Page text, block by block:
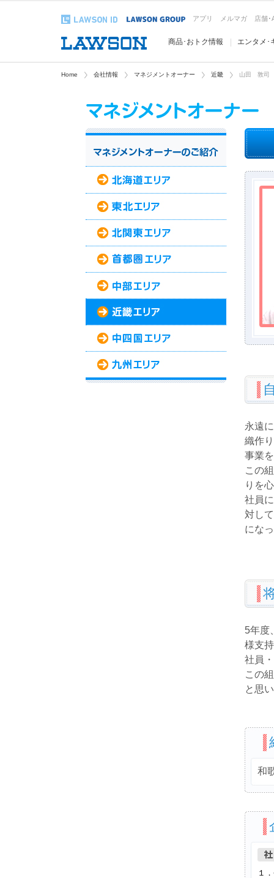
アプリ メルマガ 店舗･
商品･おトク情報 エンタメ･
Home 会社情報 マネジメントオーナー 近畿 山田 敦司
永遠
織作
事業
この
りを
社員
対し
にな
5年度
様支
社員
この
と思
和
１